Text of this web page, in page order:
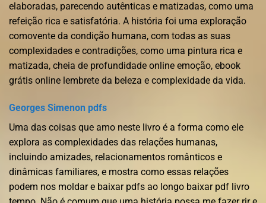
elaboradas, parecendo autênticas e matizadas, como uma
refeição rica e satisfatória. A história foi uma exploração
comovente da condição humana, com todas as suas
complexidades e contradições, como uma pintura rica e
matizada, cheia de profundidade online emoção, ebook
grátis online lembrete da beleza e complexidade da vida.
Georges Simenon pdfs
Uma das coisas que amo neste livro é a forma como ele
explora as complexidades das relações humanas,
incluindo amizades, relacionamentos românticos e
dinâmicas familiares, e mostra como essas relações
podem nos moldar e baixar pdfs ao longo baixar pdf livro